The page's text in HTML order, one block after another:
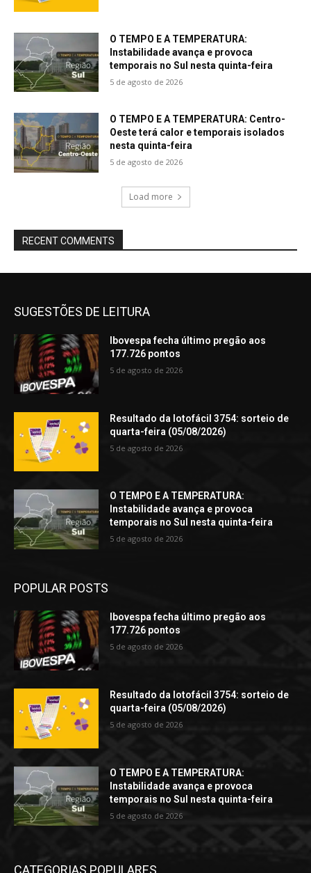
O TEMPO E A TEMPERATURA:
Instabilidade avança e provoca
temporais no Sul nesta quinta-feira
5 de agosto de 2026
O TEMPO E A TEMPERATURA: Centro-
Oeste terá calor e temporais isolados
nesta quinta-feira
5 de agosto de 2026
Load more
RECENT COMMENTS
SUGESTÕES DE LEITURA
Ibovespa fecha último pregão aos
177.726 pontos
5 de agosto de 2026
Resultado da lotofácil 3754: sorteio de
quarta-feira (05/08/2026)
5 de agosto de 2026
O TEMPO E A TEMPERATURA:
Instabilidade avança e provoca
temporais no Sul nesta quinta-feira
5 de agosto de 2026
POPULAR POSTS
Ibovespa fecha último pregão aos
177.726 pontos
5 de agosto de 2026
Resultado da lotofácil 3754: sorteio de
quarta-feira (05/08/2026)
5 de agosto de 2026
O TEMPO E A TEMPERATURA:
Instabilidade avança e provoca
temporais no Sul nesta quinta-feira
5 de agosto de 2026
CATEGORIAS POPULARES